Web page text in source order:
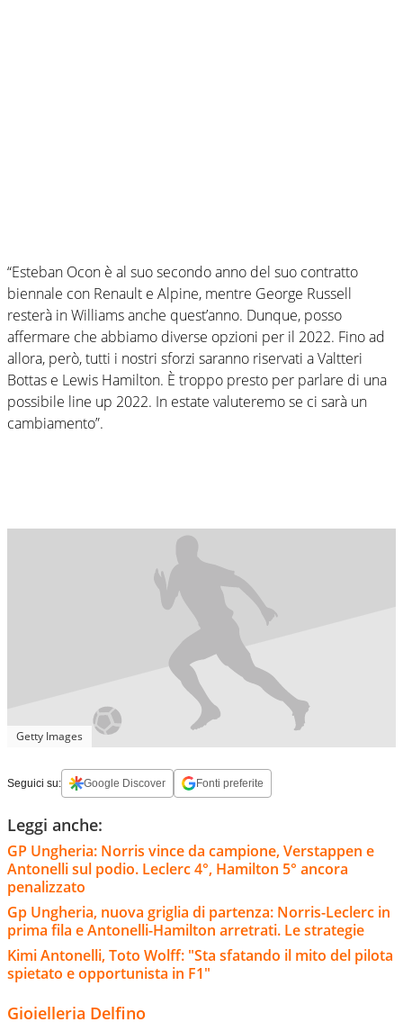
“Esteban Ocon è al suo secondo anno del suo contratto
biennale con Renault e Alpine, mentre George Russell
resterà in Williams anche quest’anno. Dunque, posso
affermare che abbiamo diverse opzioni per il 2022. Fino ad
allora, però, tutti i nostri sforzi saranno riservati a Valtteri
Bottas e Lewis Hamilton. È troppo presto per parlare di una
possibile line up 2022. In estate valuteremo se ci sarà un
cambiamento”.
Getty Images
Seguici su: Google Discover Fonti preferite
Leggi anche:
GP Ungheria: Norris vince da campione, Verstappen e
Antonelli sul podio. Leclerc 4°, Hamilton 5° ancora
penalizzato
Gp Ungheria, nuova griglia di partenza: Norris-Leclerc in
prima fila e Antonelli-Hamilton arretrati. Le strategie
Kimi Antonelli, Toto Wolff: "Sta sfatando il mito del pilota
spietato e opportunista in F1"
Gioielleria Delfino